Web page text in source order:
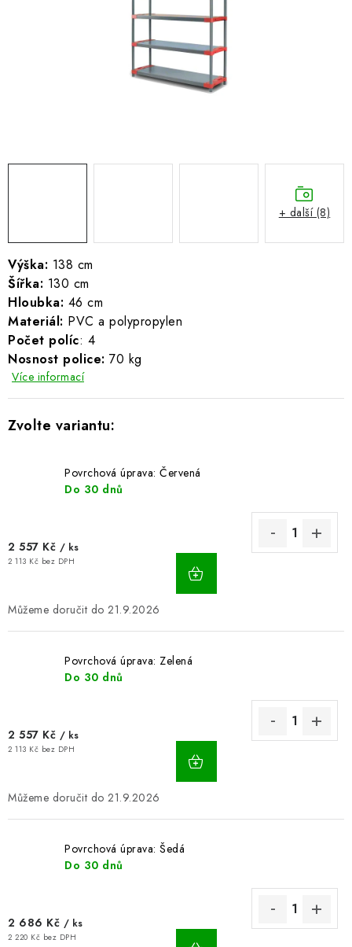
PARKOVACÍ BLOKÁDY
HODNOCENÍ OBCHODU
B2B - VELKOOBCHOD
NAPIŠTE NÁM
KONTAKTY
BLOG
Bezpečnostní certifikáty
Výška: 138 cm
Šířka: 130 cm
Hloubka: 46 cm
Materiál: PVC a polypropylen
Počet políc: 4
Nosnost police: 70 kg
Více informací
Povrchová úprava: Červená
Do 30 dnů
2 557 Kč / ks
2 113 Kč bez DPH
21.9.2026
Povrchová úprava: Zelená
Do 30 dnů
2 557 Kč / ks
2 113 Kč bez DPH
21.9.2026
Povrchová úprava: Šedá
Do 30 dnů
2 686 Kč / ks
2 220 Kč bez DPH
+ další (8)